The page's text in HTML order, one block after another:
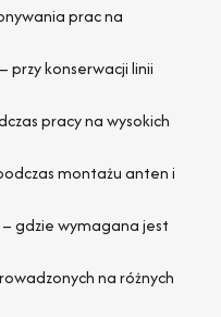
prac na
przy konserwacji linii
pracy na wysokich
montażu anten i
gdzie wymagana jest
na różnych